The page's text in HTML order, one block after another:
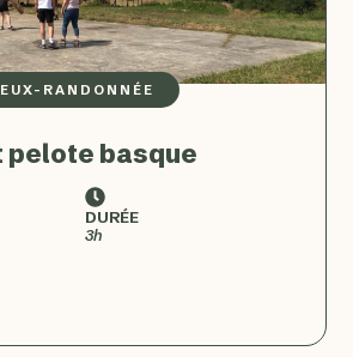
– RANDONNÉE
pelote basque
DURÉE
3h